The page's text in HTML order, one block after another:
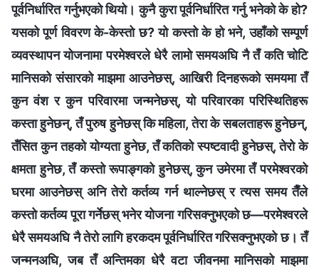
पूर्वनिर्धारित गर्नुभएको थियो। कुनै कुरा पूर्वनिर्धारित गर्नु भनेको के हो?
यसको पूर्ण विवरण के-केस्तो छ? यो कस्तो के हो भने, उहाँको सम्पूर्ण
व्यवस्थापन योजनामा परमेश्‍वरले धेरै लामो समयअघि नै तँ कति चोटि
मानिसको संसारको माझमा आउनेछस्, आखिरी दिनहरूको समयमा तँ
कुन वंश र कुन परिवारमा जन्मनेछस्, यो परिवारका परिस्थितिहरू
कस्ता हुनेछन्, तँ पुरुष हुनेछस् कि महिला, तेरा के सबलताहरू हुनेछन्,
तँसित कुन तहको योग्यता हुनेछ, तँ कतिको स्पष्टवादी हुनेछस्, तेरो के
क्षमता हुनेछ, तँ कस्तो रूपाङ्गको हुनेछस्, कुन उमेरमा तँ परमेश्‍वरको
घरमा आउनेछस् अनि तेरो कर्तव्य गर्न थाल्नेछस् र त्यस समय तैँले
कस्तो कर्तव्य पूरा गर्नेछस् भनेर योजना गरिसक्‍नुभएको छ—परमेश्‍वरले
धेरै समयअघि नै तेरो लागि हरकदम पूर्वनिर्धारित गरिसक्‍नुभएको छ। तँ
जन्मनअघि, जब तँ अन्तिमका धेरै वटा जीवनमा मानिसको माझमा